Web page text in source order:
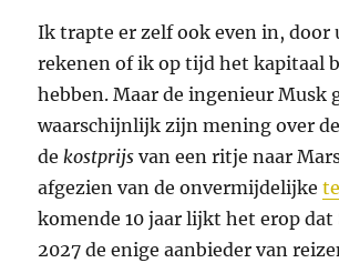
Ik trapte er zelf ook even in, door
rekenen of ik op tijd het kapitaal
hebben. Maar de ingenieur Musk
waarschijnlijk zijn mening over
dekostprijs van een ritje naar
afgezien van de onvermijdelijke
komende 10 jaar lijkt het erop dat
2027 de enige aanbieder van